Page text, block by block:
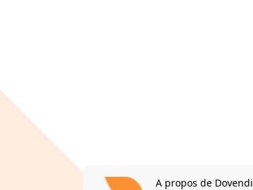
A propos de Dovendi